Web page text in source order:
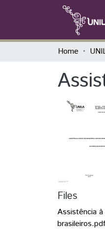
Home
Files
Assistência
brasileiros.pdf